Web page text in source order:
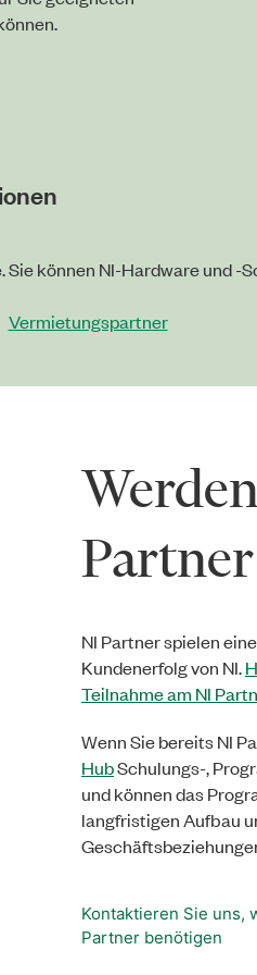
können NI-Hardware und -
Vermietungspartner
Partner
NI Partner spielen
Kundenerfolg von NI.
Teilnahme am NI
Wenn Sie bereits NI
HubSchulungs-,
und können das
langfristigen Aufbau
Kontaktieren Sie uns,
Partner benötigen